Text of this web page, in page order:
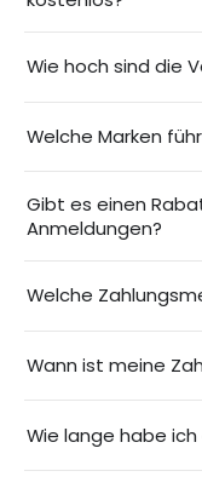
Wie hoch sind die
Welche Marken
Gibt es einen
Anmeldungen?
Welche
Wann ist meine
Wie lange habe